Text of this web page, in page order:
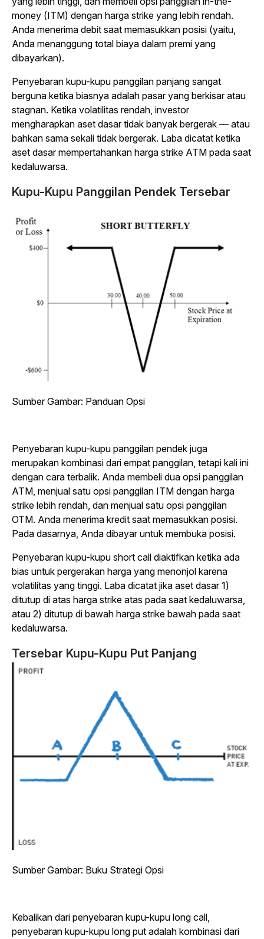
money (ITM) dengan harga strike yang lebih rendah.
Anda menerima debit saat memasukkan posisi (yaitu,
Anda menanggung total biaya dalam premi yang
dibayarkan).
Penyebaran kupu-kupu panggilan panjang sangat
berguna ketika biasnya adalah pasar yang berkisar atau
stagnan. Ketika volatilitas rendah, investor
mengharapkan aset dasar tidak banyak bergerak — atau
bahkan sama sekali tidak bergerak. Laba dicatat ketika
aset dasar mempertahankan harga strike ATM pada saat
kedaluwarsa.
Kupu-Kupu Panggilan Pendek Tersebar
Sumber Gambar: Panduan Opsi
Penyebaran kupu-kupu panggilan pendek juga
merupakan kombinasi dari empat panggilan, tetapi kali ini
dengan cara terbalik. Anda membeli dua opsi panggilan
ATM, menjual satu opsi panggilan ITM dengan harga
strike lebih rendah, dan menjual satu opsi panggilan
OTM. Anda menerima kredit saat memasukkan posisi.
Pada dasarnya, Anda dibayar untuk membuka posisi.
Penyebaran kupu-kupu short call diaktifkan ketika ada
bias untuk pergerakan harga yang menonjol karena
volatilitas yang tinggi. Laba dicatat jika aset dasar 1)
ditutup di atas harga strike atas pada saat kedaluwarsa,
atau 2) ditutup di bawah harga strike bawah pada saat
kedaluwarsa.
Tersebar Kupu-Kupu Put Panjang
Sumber Gambar: Buku Strategi Opsi
Kebalikan dari penyebaran kupu-kupu long call,
penyebaran kupu-kupu long put adalah kombinasi dari